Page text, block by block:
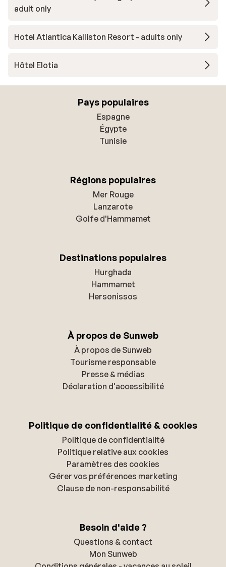
adult only
Hotel Atlantica Kalliston Resort - adults only
Hôtel Elotia
Pays populaires
Espagne
Égypte
Tunisie
Régions populaires
Mer Rouge
Lanzarote
Golfe d'Hammamet
Destinations populaires
Hurghada
Hammamet
Hersonissos
À propos de Sunweb
À propos de Sunweb
Tourisme responsable
Presse & médias
Déclaration d'accessibilité
Politique de confidentialité & cookies
Politique de confidentialité
Politique relative aux cookies
Paramètres des cookies
Gérer vos préférences marketing
Clause de non-responsabilité
Besoin d'aide ?
Questions & contact
Mon Sunweb